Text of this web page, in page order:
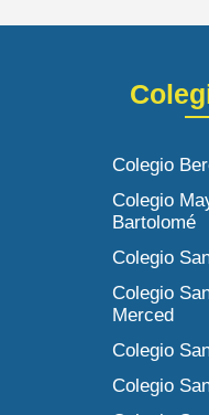
Colegio
Colegio
Bartolomé
Colegio
Colegio
Merced
Colegio
Colegio